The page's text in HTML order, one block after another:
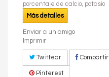
porcentaje de calcio, potasio
Más detalles
Enviar a un amigo
Imprimir
Twittear Compartir
Pinterest